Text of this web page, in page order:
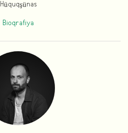
Hüquqşünas
Bioqrafiya